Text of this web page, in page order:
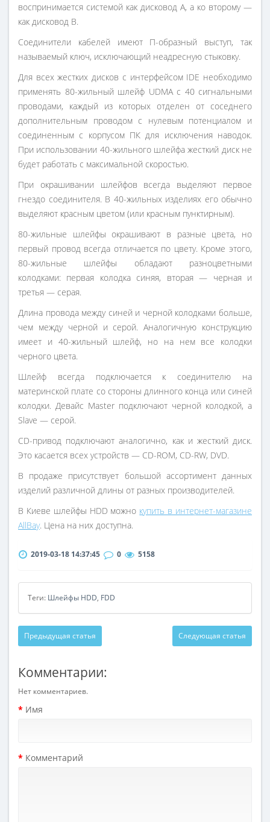
воспринимается системой как дисковод А, а ко второму —
как дисковод В.
Соединители кабелей имеют П-образный выступ, так
называемый ключ, исключающий неадресную стыковку.
Для всех жестких дисков с интерфейсом IDE необходимо
применять 80-жильный шлейф UDMA с 40 сигнальными
проводами, каждый из которых отделен от соседнего
дополнительным проводом с нулевым потенциалом и
соединенным с корпусом ПК для исключения наводок.
При использовании 40-жильного шлейфа жесткий диск не
будет работать с максимальной скоростью.
При окрашивании шлейфов всегда выделяют первое
гнездо соединителя. В 40-жильных изделиях его обычно
выделяют красным цветом (или красным пунктирным).
80-жильные шлейфы окрашивают в разные цвета, но
первый провод всегда отличается по цвету. Кроме этого,
80-жильные шлейфы обладают разноцветными
колодками: первая колодка синяя, вторая — черная и
третья — серая.
Длина провода между синей и черной колодками больше,
чем между черной и серой. Аналогичную конструкцию
имеет и 40-жильный шлейф, но на нем все колодки
черного цвета.
Шлейф всегда подключается к соединителю на
материнской плате со стороны длинного конца или синей
колодки. Девайс Master подключают черной колодкой, а
Slave — серой.
CD-привод подключают аналогично, как и жесткий диск.
Это касается всех устройств — CD-ROM, CD-RW, DVD.
В продаже присутствует большой ассортимент данных
изделий различной длины от разных производителей.
В Киеве шлейфы HDD можно купить в интернет-магазине
AllBay. Цена на них доступна.
2019-03-18 14:37:45 0 5158
Теги: Шлейфы HDD, FDD
Предыдущая статья Следующая статья
Комментарии:
Нет комментариев.
Имя
Комментарий